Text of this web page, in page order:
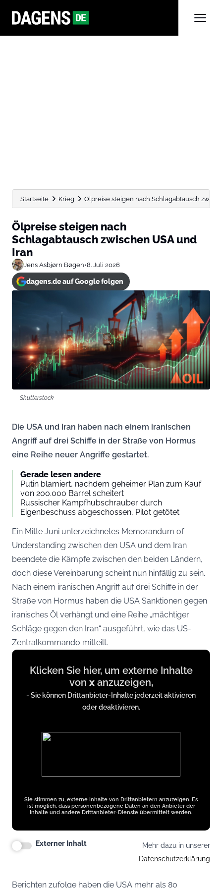
Startseite Krieg Ölpreise steigen nach Schlagabtausch
Ölpreise steigen nach
Schlagabtausch zwischen USA und
Iran
Jens Asbjørn Bøgen•8. Juli 2026
dagens.de auf Google folgen
Shutterstock
Die USA und Iran haben nach einem iranischen
Angriff auf drei Schiffe in der Straße von Hormus
eine Reihe neuer Angriffe gestartet.
Gerade lesen andere
Putin blamiert, nachdem geheimer Plan zum Kauf
von 200.000 Barrel scheitert
Russischer Kampfhubschrauber durch
Eigenbeschuss abgeschossen, Pilot getötet
Ein Mitte Juni unterzeichnetes Memorandum of
Understanding zwischen den USA und dem Iran
beendete die Kämpfe zwischen den beiden Ländern,
doch diese Vereinbarung scheint nun hinfällig zu sein.
Nach einem iranischen Angriff auf drei Schiffe in der
Straße von Hormus haben die USA Sanktionen gegen
iranisches Öl verhängt und eine Reihe „mächtiger
Schläge gegen den Iran“ ausgeführt, wie das US-
Zentralkommando mitteilt.
Display
content
x.com
Klicken Sie hier, um externe Inhalte
von xanzuzeigen,
- Sie können Drittanbieter-Inhalte jederzeit aktivieren
oder deaktivieren.
Sie stimmen zu, externe Inhalte von Drittanbietern anzuzeigen. Es
ist möglich, dass personenbezogene Daten an den Anbieter der
Inhalte und andere Drittanbieter-Dienste übermittelt werden.
Externer Inhalt
Mehr dazu in unserer
Datenschutzerklärung
Berichten zufolge haben die USA mehr als 80